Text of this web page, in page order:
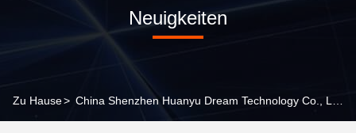
Neuigkeiten
Zu Hause>